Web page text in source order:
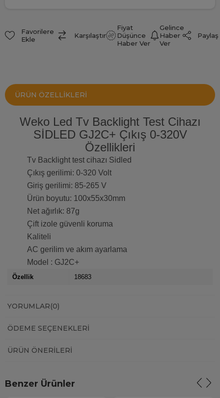
Favorilere
Ekle
Karşılaştır
Fiyat
Düşünce
Haber Ver
Gelince
Haber
Ver
Paylaş
ÜRÜN ÖZELLIKLERI
Weko Led Tv Backlight Test Cihazı
SİDLED GJ2C+ Çıkış 0-320V
Özellikleri
Tv Backlight test cihazı Sidled
Çıkış gerilimi: 0-320 Volt
Giriş gerilimi: 85-265 V
Ürün boyutu: 100x55x30mm
Net ağırlık: 87g
Çift izole güvenli koruma
Kaliteli
AC gerilim ve akım ayarlama
Model : GJ2C+
Özellik 18683
YORUMLAR(0)
ÖDEME SEÇENEKLERI
ÜRÜN ÖNERILERI
Benzer Ürünler